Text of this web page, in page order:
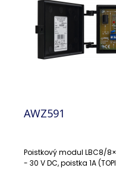
AWZ591
Poistkový modul LBC8/
- 30 V DC, poistka 1A